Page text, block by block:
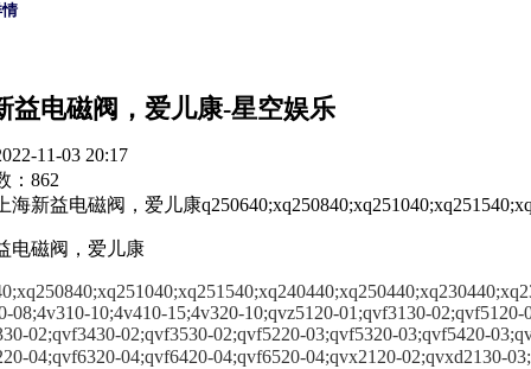
益电磁阀，爱儿康-星空娱乐
11-03 20:17
：862
海新益电磁阀，爱儿康
电磁阀，爱儿康
08;4v310-10;4v410-15;4v320-10;qvz5120-01;qvf3130-
02;qvf3430-02;qvf3530-02;qvf5220-03;qvf5320-03;qvf5420-
04;qvf6320-04;qvf6420-04;qvf6520-04;qvx2120-02;qvxd2130-